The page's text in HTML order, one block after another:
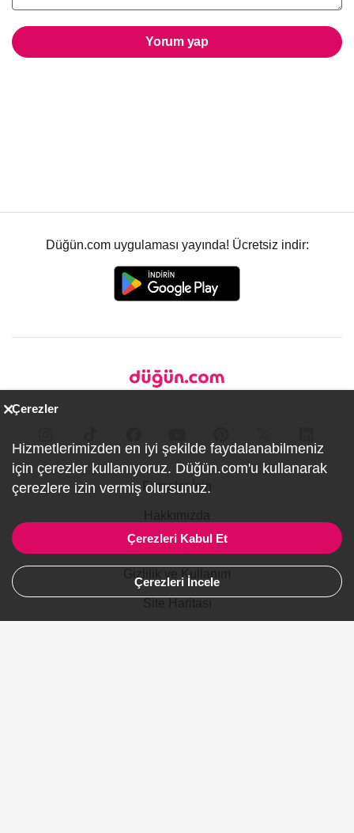
Yorum yap
Düğün.com uygulaması yayında! Ücretsiz indir:
Firmalar İçin
İletişim
Gizlilik ve Kullanım
Çerezler
Hizmetlerimizden en iyi şekilde faydalanabilmeniz
için çerezler kullanıyoruz. Düğün.com'u kullanarak
çerezlere izin vermiş olursunuz.
Çerezleri Kabul Et
Çerezleri İncele